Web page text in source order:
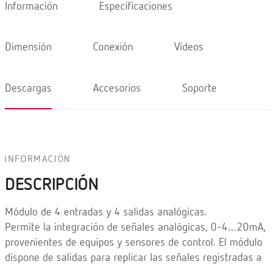
Información Especificaciones
Dimensión Conexión Vídeos
Descargas Accesorios Soporte
INFORMACIÓN
DESCRIPCIÓN
Módulo de 4 entradas y 4 salidas analógicas.
Permite la integración de señales analógicas, 0-4…20mA,
provenientes de equipos y sensores de control. El módulo
dispone de salidas para replicar las señales registradas a